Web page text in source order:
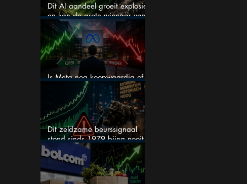
Dit AI aandeel groeit explosief
en kan de grote winnaar van
AI worden
Is Meta nog koopwaardig of
wordt het tijd om te verkopen?
Dit zeldzame beurssignaal
stond sinds 1979 bijna nooit
zo extreem